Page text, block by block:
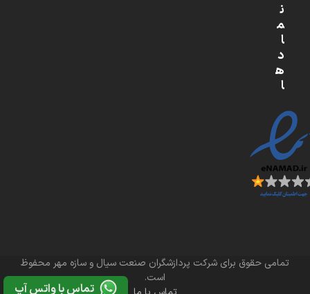
ن
م
ا
د
ه
ا
تمامی حقوق برای شرکت پردازشگران صنعت سیال و سازه مهر محفوظ
است.
تماس با واتس آپ